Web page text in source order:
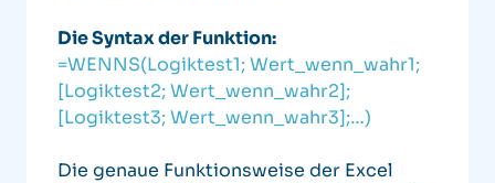
Die Syntax der Funktion:
=WENNS(Logiktest1; Wert_wenn_wahr1;
[Logiktest2; Wert_wenn_wahr2];
[Logiktest3; Wert_wenn_wahr3];…)
Die genaue Funktionsweise der Excel